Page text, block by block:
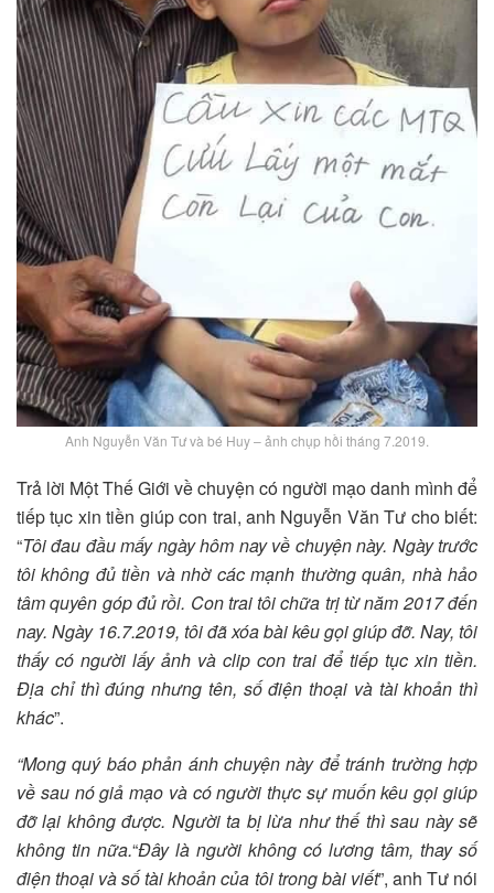
Anh Nguyễn Văn Tư và bé Huy – ảnh chụp hồi tháng 7.2019.
Trả lời Một Thế Giới về chuyện có người mạo danh mình để
tiếp tục xin tiền giúp con trai, anh Nguyễn Văn Tư cho biết:
“Tôi đau đầu mấy ngày hôm nay về chuyện này. Ngày trước
tôi không đủ tiền và nhờ các mạnh thường quân, nhà hảo
tâm quyên góp đủ rồi. Con trai tôi chữa trị từ năm 2017 đến
nay. Ngày 16.7.2019, tôi đã xóa bài kêu gọi giúp đỡ. Nay, tôi
thấy có người lấy ảnh và clip con trai để tiếp tục xin tiền.
Địa chỉ thì đúng nhưng tên, số điện thoại và tài khoản thì
khác”.
“Mong quý báo phản ánh chuyện này để tránh trường hợp
về sau nó giả mạo và có người thực sự muốn kêu gọi giúp
đỡ lại không được. Người ta bị lừa như thế thì sau này sẽ
không tin nữa.“Đây là người không có lương tâm, thay số
điện thoại và số tài khoản của tôi trong bài viết”, anh Tư nói